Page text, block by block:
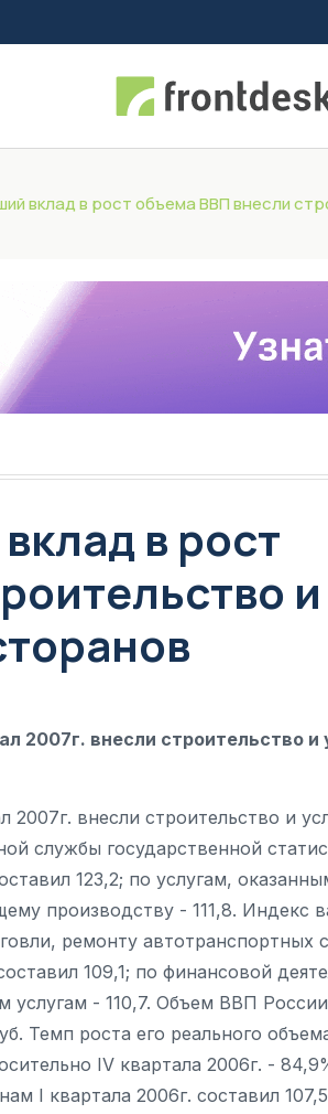
вклад в рост объема ВВП внесли
в рост
и
2007г. внесли строительство и
внесли строительство и
службы государственной
123,2; по услугам,
производству - 111,8. Индекс
ремонту автотранспортных
109,1; по финансовой
- 110,7. Объем ВВП России
Темп роста его реального
IV квартала 2006г. -
I квартала 2006г. составил